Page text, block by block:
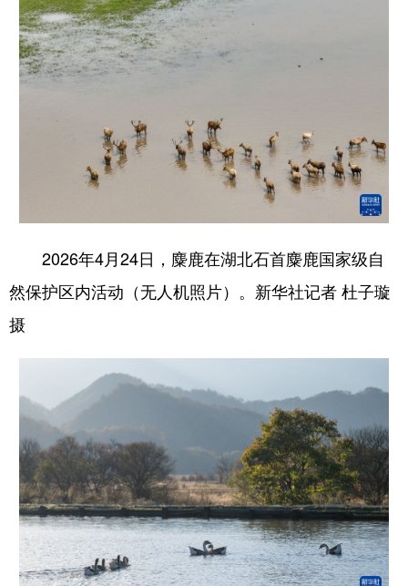
2026年4月24日，麋鹿在湖北石首麋鹿国家级自
然保护区内活动（无人机照片）。新华社记者 杜子璇
摄